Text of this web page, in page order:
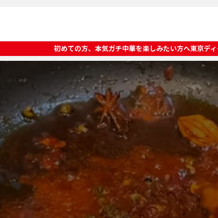
の方、本気ガチ中華を楽しみたい方へ東京ディープチャイナオススメ